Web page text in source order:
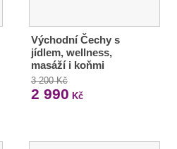
Východní Čechy s
jídlem, wellness,
masáží i koňmi
3 200 Kč
2 990 Kč